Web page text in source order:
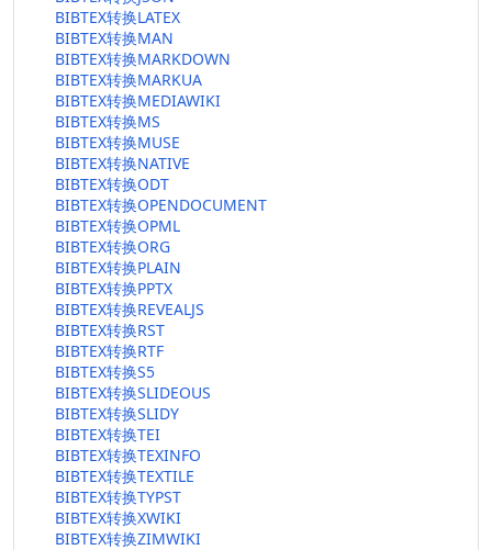
BIBTEX转换LATEX
BIBTEX转换MAN
BIBTEX转换MARKDOWN
BIBTEX转换MARKUA
BIBTEX转换MEDIAWIKI
BIBTEX转换MS
BIBTEX转换MUSE
BIBTEX转换NATIVE
BIBTEX转换ODT
BIBTEX转换OPENDOCUMENT
BIBTEX转换OPML
BIBTEX转换ORG
BIBTEX转换PLAIN
BIBTEX转换PPTX
BIBTEX转换REVEALJS
BIBTEX转换RST
BIBTEX转换RTF
BIBTEX转换S5
BIBTEX转换SLIDEOUS
BIBTEX转换SLIDY
BIBTEX转换TEI
BIBTEX转换TEXINFO
BIBTEX转换TEXTILE
BIBTEX转换TYPST
BIBTEX转换XWIKI
BIBTEX转换ZIMWIKI